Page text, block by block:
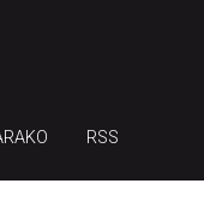
RSS